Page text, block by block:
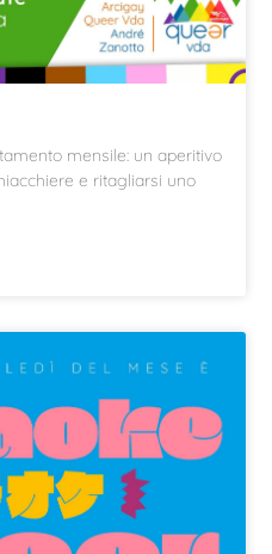
mensile: un aperitivo
e ritagliarsi uno